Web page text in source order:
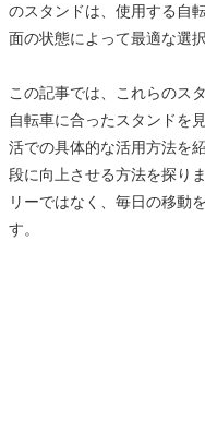
のスタンドは、使用する自
面の状態によって最適な選
この記事では、これらのス
自転車に合ったスタンドを
活での具体的な活用方法を
段に向上させる方法を探り
リーではなく、毎日の移動
す。